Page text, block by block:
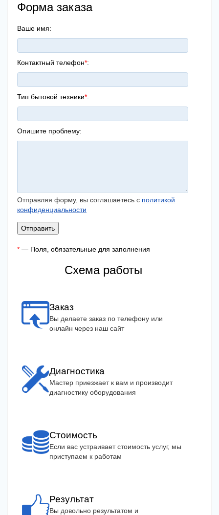
Форма заказа
Ваше имя:
Контактный телефон*:
Тип бытовой техники*:
Опишите проблему:
Отправляя форму, вы соглашаетесь с политикой
конфиденциальности
Отправить
* — Поля, обязательные для заполнения
Схема работы
Заказ
Вы делаете заказ по телефону или
онлайн через наш сайт
Диагностика
Мастер приезжает к вам и производит
диагностику оборудования
Стоимость
Если вас устраивает стоимость услуг, мы
приступаем к работам
Результат
Вы довольно результатом и